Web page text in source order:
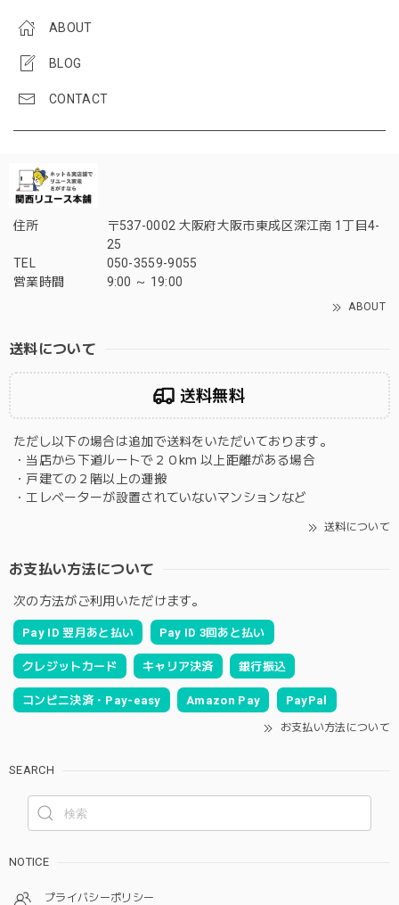
ABOUT
BLOG
CONTACT
住所
〒537-0002 大阪府大阪市東成区深江南 1丁目4-
25
TEL
050-3559-9055
営業時間
9:00 ～ 19:00
ABOUT
送料について
送料無料
ただし以下の場合は追加で送料をいただいております。
・当店から下道ルートで２０km 以上距離がある場合
・戸建ての２階以上の運搬
・エレベーターが設置されていないマンションなど
送料について
お支払い方法について
次の方法がご利用いただけます。
Pay ID 翌月あと払い Pay ID 3回あと払い
クレジットカード キャリア決済 銀行振込
コンビニ決済・Pay-easy Amazon Pay PayPal
お支払い方法について
SEARCH
NOTICE
プライバシーポリシー